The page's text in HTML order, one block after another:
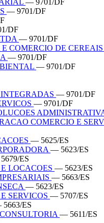
— 9701/DF
DF
— 9701/DF
COMERCIO DE
— 9701/DF
— 9701/DF
— 9701/DF
— 9701/DF
COMERCIO E
— 5625/ES
— 5623/ES
ES
LOCACOES — 5623/ES
— 5663/ES
— 5623/ES
SERVICOS — 5707/ES
ES
— 5611/ES